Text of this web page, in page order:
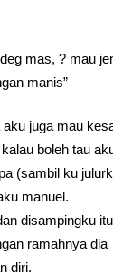
mas, ? mau
manis”
aku juga mau
boleh tau
(sambil ku
manuel.
disampingku
ramahnya dia
diri.